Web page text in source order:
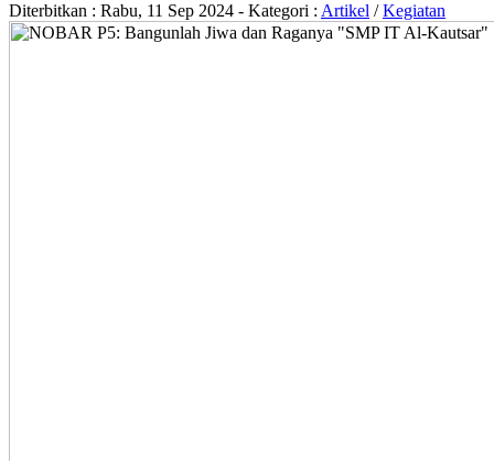
Diterbitkan : Rabu, 11 Sep 2024 - Kategori : Artikel /Kegiatan